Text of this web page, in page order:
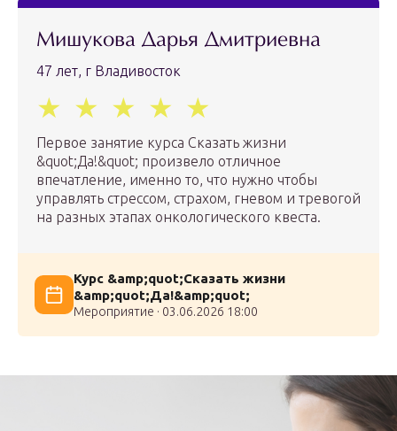
Мишукова Дарья Дмитриевна
47 лет, г Владивосток
Первое занятие курса Сказать жизни
&quot;Да!&quot; произвело отличное
впечатление, именно то, что нужно чтобы
управлять стрессом, страхом, гневом и тревогой
на разных этапах онкологического квеста.
Курс &amp;quot;Сказать жизни
&amp;quot;Да!&amp;quot;
Мероприятие · 03.06.2026 18:00